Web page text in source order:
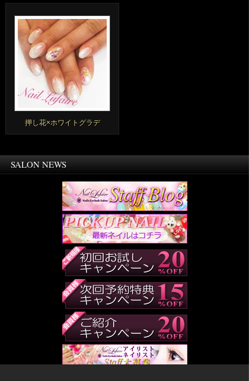
押し花×ホワイトグラデ
SALON NEWS